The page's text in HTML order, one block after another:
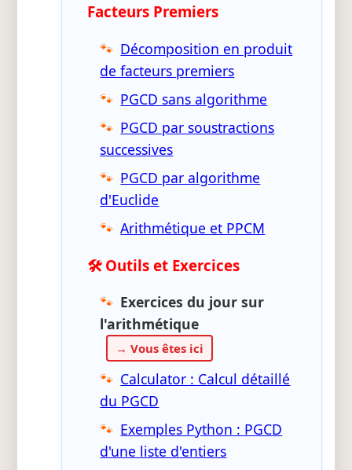
Facteurs Premiers
Décomposition en produit
de facteurs premiers
PGCD sans algorithme
PGCD par soustractions
successives
PGCD par algorithme
d'Euclide
Arithmétique et PPCM
🛠️ Outils et Exercices
Exercices du jour sur
l'arithmétique
→ Vous êtes ici
Calculator : Calcul détaillé
du PGCD
Exemples Python : PGCD
d'une liste d'entiers